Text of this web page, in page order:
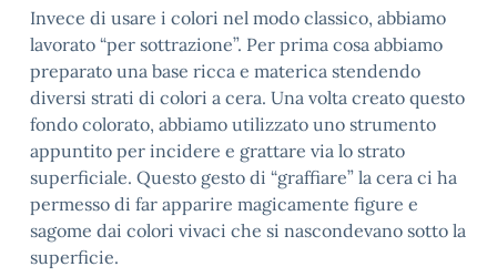
Invece di usare i colori nel modo classico, abbiamo
lavorato “per sottrazione”. Per prima cosa abbiamo
preparato una base ricca e materica stendendo
diversi strati di colori a cera. Una volta creato questo
fondo colorato, abbiamo utilizzato uno strumento
appuntito per incidere e grattare via lo strato
superficiale. Questo gesto di “graffiare” la cera ci ha
permesso di far apparire magicamente figure e
sagome dai colori vivaci che si nascondevano sotto la
superficie.